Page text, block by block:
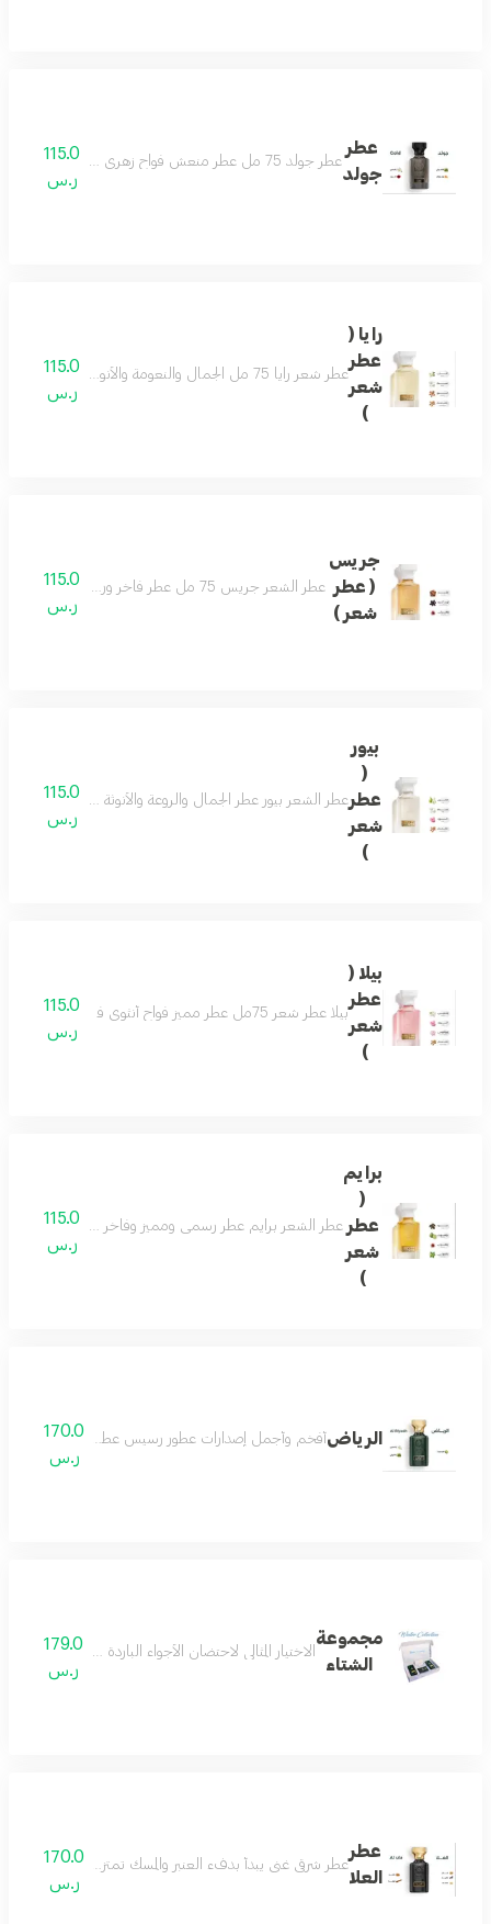
عطر
جولد
عطر جولد 75 مل عطر منعش فواح زهري جميل لكل وقت لطيف وهادىء وفواح يتميز بالثبات العالي مكونات العطر الياسمين الباتشولي الورد زهر البرتقال
115.0
ر.س
رايا (
عطر
شعر
)
عطر شعر رايا 75 مل الجمال والنعومة والأنوثة على هيئة عطرمزيج من اللوز والفل ونفحات من المسك وتكوين فاخر من خشب الصندل لتفوح منه رائحة الجمال والفخامة حتماً سيعجبك عطر لكل الأذواق يحتوي على فيتامينات مغذية للشعر ومرطبات ومنعمات
115.0
ر.س
جريس
( عطر
شعر )
عطر الشعر جريس 75 مل عطر فاخر ورسمي وفواح مميز جميل للمناسبات تكوين فاخر وأنيق اختيارك الافضل
115.0
ر.س
بيور
(
عطر
شعر
)
عطر الشعر بيور عطر الجمال والروعة والأنوثة فواح ورائع
115.0
ر.س
بيلا (
عطر
شعر
)
بيلا عطر شعر 75مل عطر مميز فواح أنثوي فاخر بتكوين رائع من الورد والياسمين يفيض جمال ونعومة مع نفحات من خشب الصندل والتفاح ليضفى لك لطافة وجمال لايضاهى مكونات العطر الورد - الياسمين - زهرة اللوتس - تفاح - خشب الصندل
115.0
ر.س
برايم
(
عطر
شعر
)
عطر الشعر برايم عطر رسمي ومميز وفاخر عطر جميل
115.0
ر.س
الرياضأفخم وأجمل إصدارات عطور رسيس عطور النيش الفاخرة
170.0
ر.س
مجموعة
الشتاء
الاختيار المثالي لاحتضان الأجواء الباردة تحتوي على عطري سكاي و لاكجري بثبات شتوي عال ومعهما
179.0
ر.س
عطر
العلا
عطر شرقي غني يبدأ بدفء العنبر والمسك تمتزج معه نوتات
170.0
ر.س